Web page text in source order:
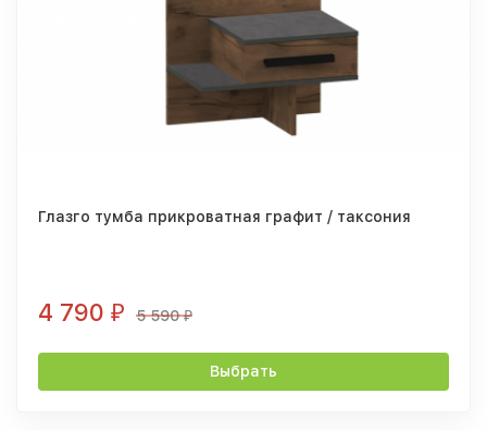
Глазго тумба прикроватная графит / таксония
4 790 ₽ 5 590₽
Выбрать